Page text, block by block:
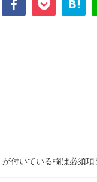
が付いている欄は必須項